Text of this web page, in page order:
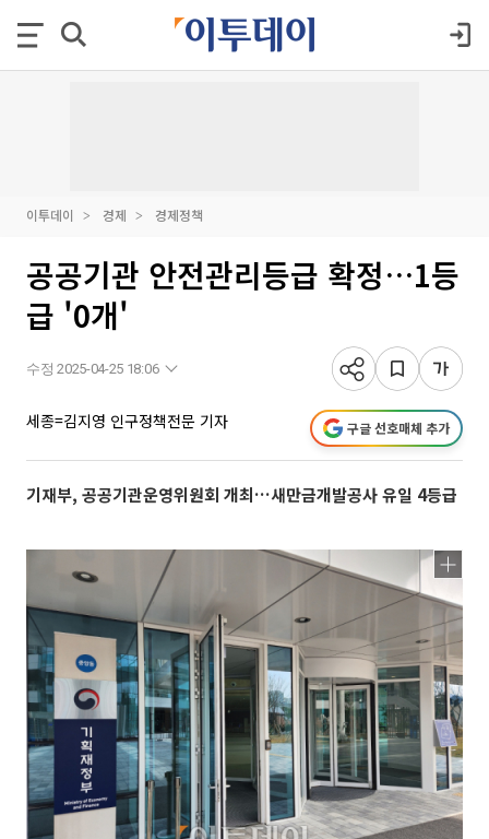
이투데이 경제 경제정책
공공기관 안전관리등급 확정…1등
급 '0개'
수정 2025-04-25 18:06
세종=김지영 인구정책전문 기자 구글 선호매체 추가
기재부, 공공기관운영위원회 개최…새만금개발공사 유일 4등급